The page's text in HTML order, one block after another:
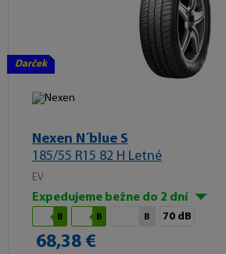
Darček
Nexen N´blue S
185/55 R15 82 H Letné
EV
Expedujeme bežne do 2 dní
B B B 70 dB
68,38 €